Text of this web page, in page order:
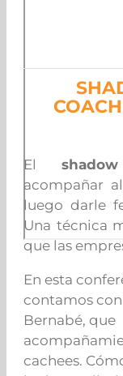
El
acompañar
luego darle
Una técnica
que las
En esta
contamos
Bernabé, que
cachees.